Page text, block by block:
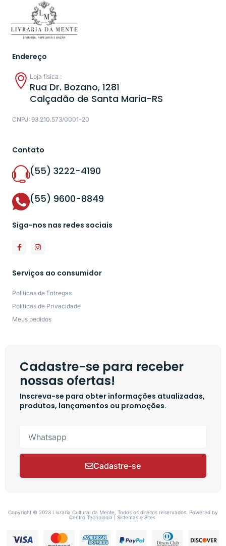
Endereço
Loja física :
Rua Dr. Bozano, 1281
Calçadão de Santa Maria-RS
CNPJ: 93.210.573/0001-20
Contato
(55) 3222-4190
(55) 9600-8849
Siga-nos nas redes sociais
Serviços ao consumidor
Políticas de Entregas
Políticas de Privacidade
Meus pedidos
Cadastre-se para receber
nossas ofertas!
Inscreva-se para obter informações atualizadas,
produtos, lançamentos ou promoções.
Cadastre-se
Copyright © 2023 Livraria Cultural da Mente, Todos os direitos reservados. Powered by
Centro Tecnologia | Sistemas e Sites.